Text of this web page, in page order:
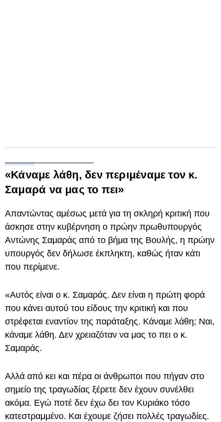
«Κάναμε λάθη, δεν περιμέναμε τον κ.
Σαμαρά να μας το πει»
Απαντώντας αμέσως μετά για τη σκληρή κριτική που
άσκησε στην κυβέρνηση ο πρώην πρωθυπουργός
Αντώνης Σαμαράς από το βήμα της Βουλής, η πρώην
υπουργός δεν δήλωσε έκπληκτη, καθώς ήταν κάτι
που περίμενε.
«Αυτός είναι ο κ. Σαμαράς. Δεν είναι η πρώτη φορά
που κάνει αυτού του είδους την κριτική και που
στρέφεται εναντίον της παράταξης. Κάναμε λάθη; Ναι,
κάναμε λάθη. Δεν χρειαζόταν να μας το πει ο κ.
Σαμαράς.
Αλλά από κει και πέρα οι άνθρωποι που πήγαν στο
σημείο της τραγωδίας ξέρετε δεν έχουν συνέλθει
ακόμα. Εγώ ποτέ δεν έχω δει τον Κυριάκο τόσο
κατεστραμμένο. Και έχουμε ζήσει πολλές τραγωδίες.